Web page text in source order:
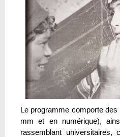
Le programme comporte
mm et en numérique),
rassemblant universitaires,